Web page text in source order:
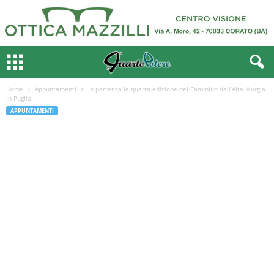
Home Appuntamenti
In partenza la quarta edizione del Cammino dell’Alta Murgia
in Puglia
APPUNTAMENTI